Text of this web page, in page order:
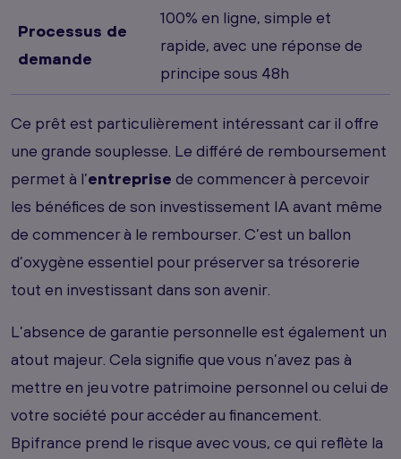
Processus de
demande
100% en ligne, simple et
rapide, avec une réponse de
principe sous 48h
Ce prêt est particulièrement intéressant car il offre
une grande souplesse. Le différé de remboursement
permet à l’entreprise de commencer à percevoir
les bénéfices de son investissement IA avant même
de commencer à le rembourser. C’est un ballon
d’oxygène essentiel pour préserver sa trésorerie
tout en investissant dans son avenir.
L’absence de garantie personnelle est également un
atout majeur. Cela signifie que vous n’avez pas à
mettre en jeu votre patrimoine personnel ou celui de
votre société pour accéder au financement.
Bpifrance prend le risque avec vous, ce qui reflète la